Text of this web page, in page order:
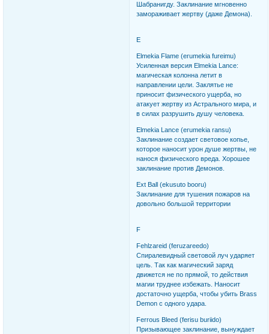
Шабранигду. Заклинание мгновенно
замораживает жертву (даже Демона).
E
Elmekia Flame (erumekia fureimu)
Усиленная версия Elmekia Lance:
магическая колонна летит в
направлении цели. Заклятье не
приносит физического ущерба, но
атакует жертву из Астрального мира, и
в силах разрушить душу человека.
Elmekia Lance (erumekia ransu)
Заклинание создает световое копье,
которое наносит урон душе жертвы, не
нанося физического вреда. Хорошее
заклинание против Демонов.
Ext Ball (ekusuto booru)
Заклинание для тушения пожаров на
довольно большой территории
F
Fehlzareid (feruzareedo)
Спиралевидный световой луч ударяет
цель. Так как магический заряд
движется не по прямой, то действия
магии труднее избежать. Наносит
достаточно ущерба, чтобы убить Brass
Demon с одного удара.
Ferrous Bleed (ferisu buriido)
Призывающее заклинание, вынуждает